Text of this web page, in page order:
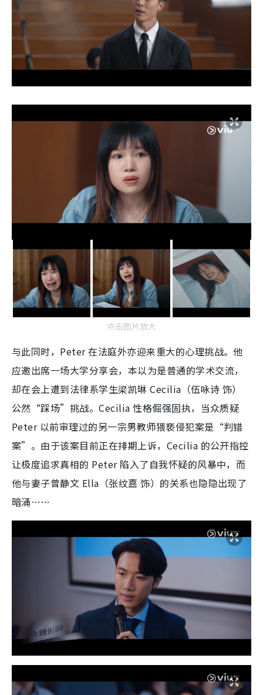
点击图片放大
与此同时，Peter 在法庭外亦迎来重大的心理挑战。他
应邀出席一场大学分享会，本以为是普通的学术交流，
却在会上遭到法律系学生梁凯琳 Cecilia（伍咏诗 饰）
公然“踩场”挑战。Cecilia 性格倔强固执，当众质疑
Peter 以前审理过的另一宗男教师猥亵侵犯案是“判错
案”。由于该案目前正在排期上诉，Cecilia 的公开指控
让极度追求真相的 Peter 陷入了自我怀疑的风暴中，而
他与妻子曾静文 Ella（张纹嘉 饰）的关系也隐隐出现了
暗涌……